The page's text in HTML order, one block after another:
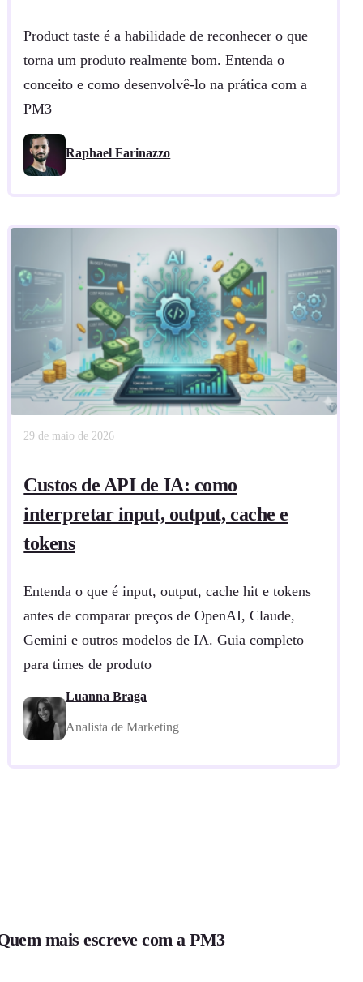
Product taste é a habilidade de reconhecer o que
torna um produto realmente bom. Entenda o
conceito e como desenvolvê-lo na prática com a
PM3
Raphael Farinazzo
29 de maio de 2026
Custos de API de IA: como
interpretar input, output, cache e
tokens
Entenda o que é input, output, cache hit e tokens
antes de comparar preços de OpenAI, Claude,
Gemini e outros modelos de IA. Guia completo
para times de produto
Luanna Braga
Analista de Marketing
mais escreve com a PM3